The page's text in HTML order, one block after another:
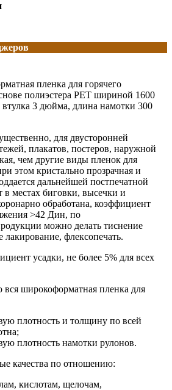
пленка для горячего
полиэстера PET шириной 1600
3 дюйма, длина намотки 300
для двусторонней
плакатов, постеров, наружной
чем другие виды пленок для
этом кристально прозрачная и
дальнейшей постпечатной
в местах биговки, высечки и
обработана, коэффициент
>42 Дин, по
можно делать тиснение
флексопечать.
усадки, не более 5% для всех
широкоформатная пленка для
плотность и толщину по всей
плотность намотки рулонов.
качества по отношению:
кислотам, щелочам,